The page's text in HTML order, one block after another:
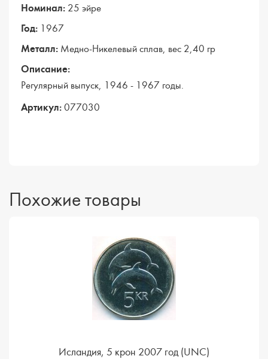
Номинал: 25 эйре
Год: 1967
Металл: Медно-Никелевый сплав, вес 2,40 гр
Описание:
Регулярный выпуск, 1946 - 1967 годы.
Артикул: 077030
Похожие товары
Исландия, 5 крон 2007 год (UNC)